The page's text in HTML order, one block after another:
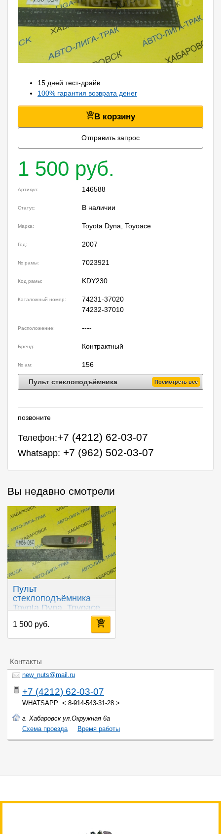
15 дней тест-драйв
100% гарантия возврата денег
В корзину
Отправить запрос
1 500 руб.
Артикул: 146588
Статус: В наличии
Марка: Toyota Dyna, Toyoace
Год: 2007
№ рамы: 7023921
Код рамы: KDY230
Каталожный номер:
74231-37020
74232-37010
Расположение: ----
Бренд: Контрактный
№ ам: 156
Пульт стеклоподъёмника Посмотреть все
позвоните
Телефон:+7 (4212) 62-03-07
Whatsapp: +7 (962) 502-03-07
Вы недавно смотрели
Пульт
стеклоподъёмника
Toyota Dyna, Toyoace
1 500 руб.
Контакты
new_nuts@mail.ru
+7 (4212) 62-03-07
WHATSAPP: < 8-914-543-31-28 >
г. Хабаровск ул.Окружная 6а
Cхема проезда
Время работы